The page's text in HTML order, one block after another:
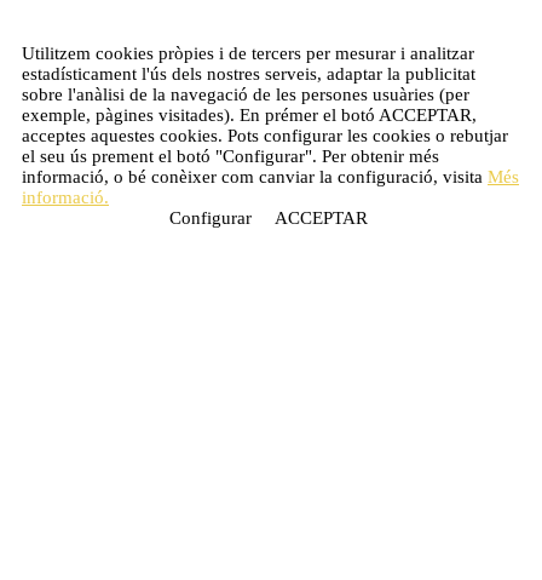
Utilitzem cookies pròpies i de tercers per mesurar i analitzar
estadísticament l'ús dels nostres serveis, adaptar la publicitat
sobre l'anàlisi de la navegació de les persones usuàries (per
exemple, pàgines visitades). En prémer el botó ACCEPTAR,
acceptes aquestes cookies. Pots configurar les cookies o rebutjar
el seu ús prement el botó "Configurar". Per obtenir més
informació, o bé conèixer com canviar la configuració, visita Més
informació.
Configurar
ACCEPTAR